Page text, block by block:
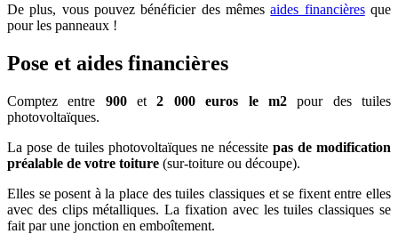
De plus, vous pouvez bénéficier des mêmesaides financièresque
pour les panneaux !
Pose et aides financières
Comptez entre 900et2 000 euros le m2pour des tuiles
photovoltaïques.
La pose de tuiles photovoltaïques ne nécessitepas de modification
préalable de votre toiture (sur-toiture ou découpe).
Elles se posent à la place des tuiles classiques et se fixent entre elles
avec des clips métalliques. La fixation avec les tuiles classiques se
fait par une jonction en emboîtement.